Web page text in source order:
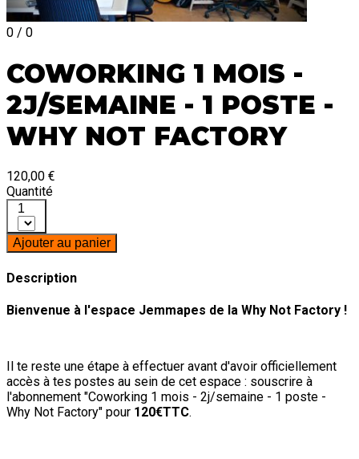
0 / 0
COWORKING 1 MOIS -
2J/SEMAINE - 1 POSTE -
WHY NOT FACTORY
120,00 €
Quantité
1
Ajouter au panier
Description
Bienvenue à l'espace Jemmapes de la Why Not Factory !
Il te reste une étape à effectuer avant d'avoir officiellement
accès à tes postes au sein de cet espace : souscrire à
l'abonnement "Coworking 1 mois - 2j/semaine - 1 poste -
Why Not Factory" pour 120€TTC.